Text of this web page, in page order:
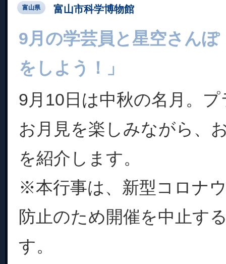
富山県 富山市科学博物館
9月の学芸員と星空さんぽ
をしよう！」
9月10日は中秋の名月。
お月見を楽しみながら、
を紹介します。
※本行事は、新型コロナ
防止のため開催を中止す
す。